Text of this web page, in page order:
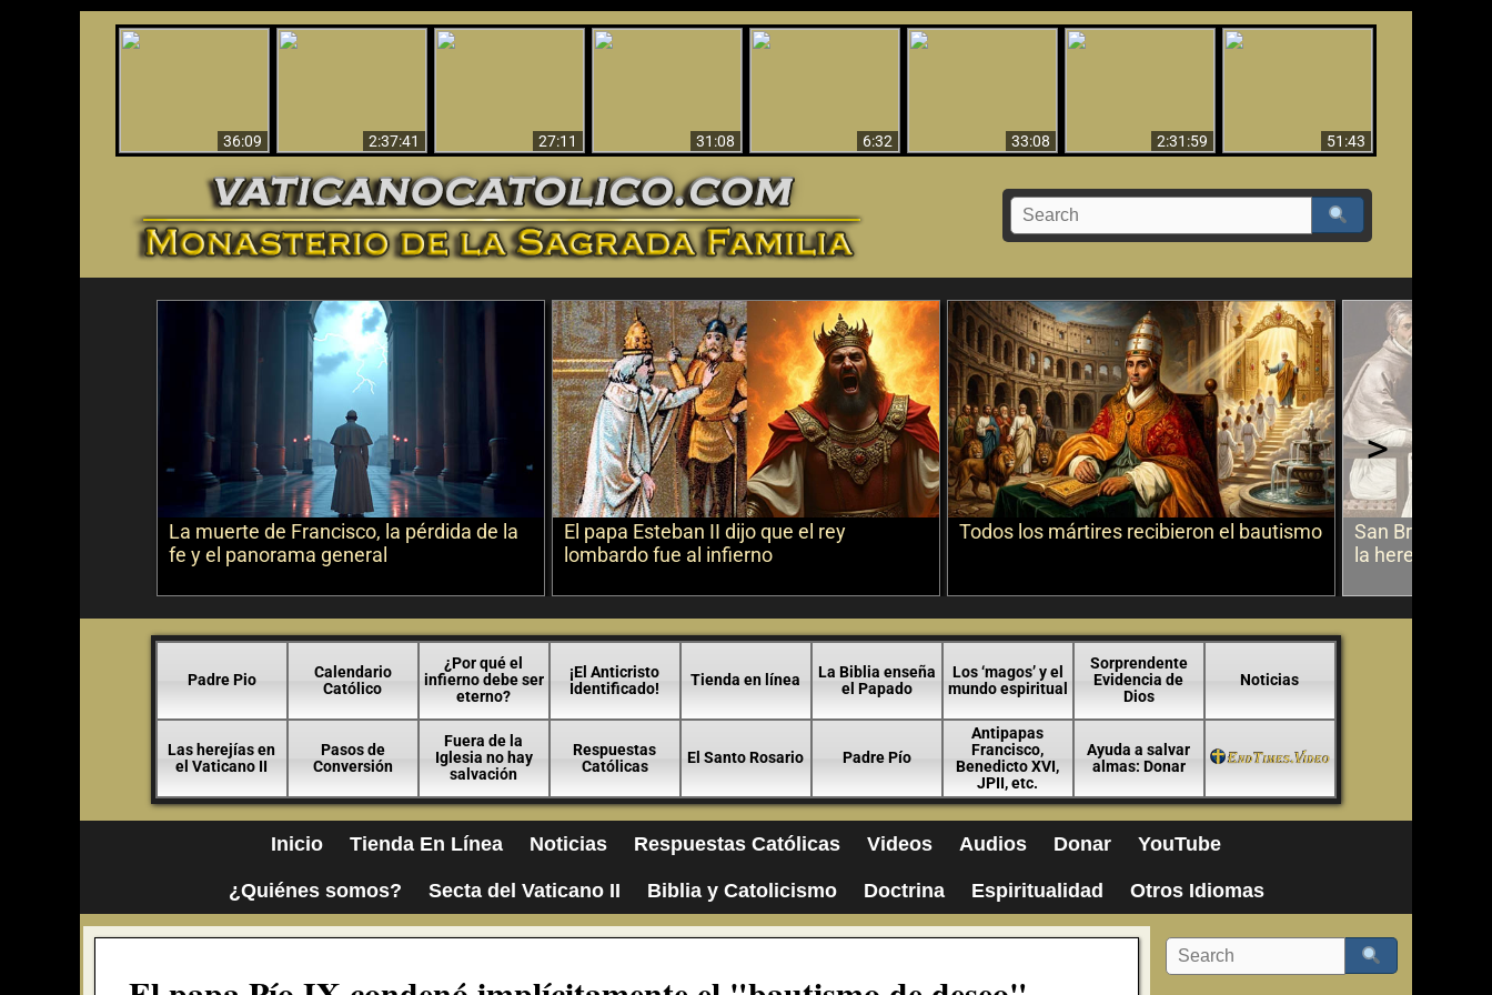
36:09
2:37:41
27:11
31:08 6:32 33:08 2:31:59
51:43
La muerte de Francisco, la pérdida de la
fe y el panorama general
El papa Esteban II dijo que el rey
lombardo fue al infierno
Todos los mártires recibieron el bautismo
San Bruno
la herejía
>
Padre Pio
Calendario
Católico
¿Por qué el
infierno debe ser
eterno?
¡El Anticristo
Identificado!
Tienda en línea
La Biblia enseña
el Papado
Los ‘magos’ y el
mundo espiritual
Sorprendente
Evidencia de
Dios
Noticias
Las herejías en
el Vaticano II
Pasos de
Conversión
Fuera de la
Iglesia no hay
salvación
Respuestas
Católicas
El Santo Rosario Padre Pío
Antipapas
Francisco,
Benedicto XVI,
JPII, etc.
Ayuda a salvar
almas: Donar
Inicio Tienda En Línea Noticias Respuestas Católicas Videos Audios Donar YouTube
¿Quiénes somos? Secta del Vaticano II Biblia y Catolicismo Doctrina Espiritualidad Otros Idiomas